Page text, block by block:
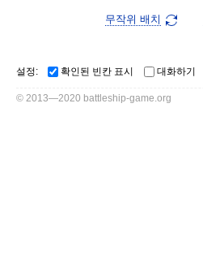
무작위 배치
설정: 확인된 빈칸 표시 대화하기
© 2013—2020 battleship-game.org